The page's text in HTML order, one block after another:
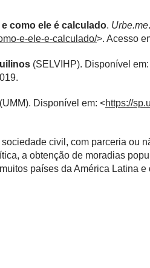
como ele é calculado. Urbe.me
e-ele-e-calculado/>. Acesso
(SELVIHP). Disponível em:
(UMM). Disponível em: <https://
civil, com parceria ou
a obtenção de moradias
países da América Latina e